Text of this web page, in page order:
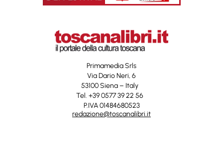
Primamedia Srls
Via Dario Neri, 6
53100 Siena – Italy
Tel. +39 0577 39 22 56
P.IVA 01484680523
redazione@toscanalibri.it